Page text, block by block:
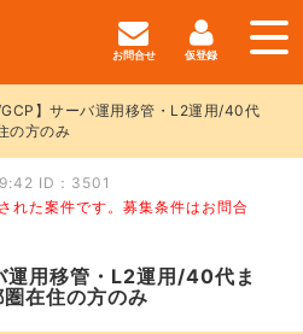
お問合せ 仮登録
GCP】サーバ運用移管・L2運用/40代
の方のみ
ID：3501
れた案件です。募集条件はお問合
運用移管・L2運用/40代ま
在住の方のみ